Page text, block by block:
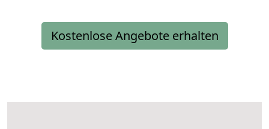
Kostenlose Angebote erhalten